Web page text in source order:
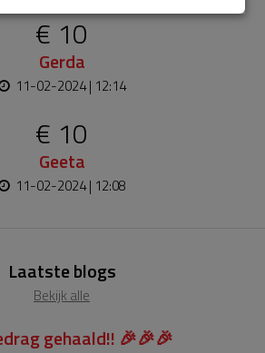
€ 10
Gerda
11-02-2024 | 12:14
€ 10
Geeta
11-02-2024 | 12:08
Laatste blogs
Bekijk alle
gehaald!! 🎉🎉🎉